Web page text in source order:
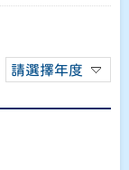
請選擇年度